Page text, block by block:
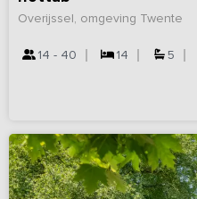
Overijssel, omgeving Twente
14 - 40 14 5